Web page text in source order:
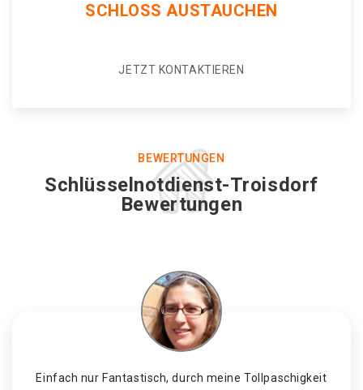
SCHLOSS AUSTAUCHEN
JETZT KONTAKTIEREN
BEWERTUNGEN
Schlüsselnotdienst-Troisdorf
Bewertungen
Einfach nur Fantastisch, durch meine Tollpaschigkeit